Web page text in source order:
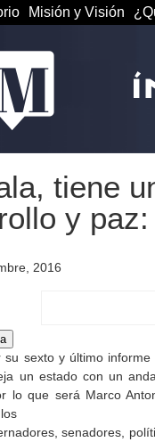
Misión y Visión
tiene
y
2016
su sexto y último
un estado con un
lo que será Marco
senadores,